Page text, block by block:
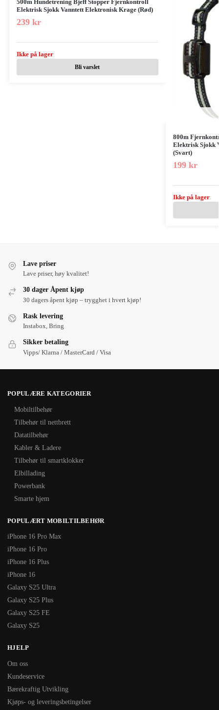
500m Hundetrening Bjeff Stopper Fjernkontroll
Elektrisk Sjokk Vanntett Elektronisk Krage (Rød)
239 kr
Ikke på lager
Bli varslet
800m
Elektrisk Sjokk
(Svart)
199 kr
Ikke på lager
Lave priser
Lave priser, høy kvalitet!
30 dager Åpent kjøp
30 dagers åpent kjøp – trygghet i hvert kjøp!
Rask levering
Instabox, Bring
Sikker betaling
Vipps/ Klarna / MasterCard / Visa
POPULÆRE KATEGORIER
Mobiltilbehør
Tilbehør til nettbrett
Datatilbehør
Kabler & Ladere
Tilbehør til smartklokker
Elbillading
Powerbank
Smarte hjem
POPULÆRT MOBILTILBEHØR
iPhone 16 Pro Max
iPhone 16 Pro
iPhone 16 Plus
iPhone 16
Galaxy S25 Ultra
Galaxy S25 Plus
Galaxy S25 FE
Galaxy S25
HJELP
Om oss
Kundeservice
Bærekraftig Utvikling
Kjøps- og leveringsbetingelser